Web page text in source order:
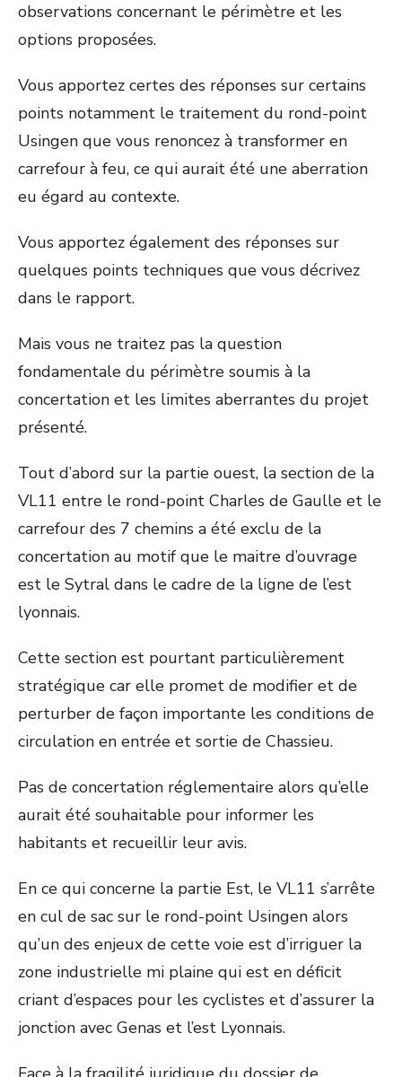
observations concernant le périmètre et les
options proposées.
Vous apportez certes des réponses sur certains
points notamment le traitement du rond-point
Usingen que vous renoncez à transformer en
carrefour à feu, ce qui aurait été une aberration
eu égard au contexte.
Vous apportez également des réponses sur
quelques points techniques que vous décrivez
dans le rapport.
Mais vous ne traitez pas la question
fondamentale du périmètre soumis à la
concertation et les limites aberrantes du projet
présenté.
Tout d’abord sur la partie ouest, la section de la
VL11 entre le rond-point Charles de Gaulle et le
carrefour des 7 chemins a été exclu de la
concertation au motif que le maitre d’ouvrage
est le Sytral dans le cadre de la ligne de l’est
lyonnais.
Cette section est pourtant particulièrement
stratégique car elle promet de modifier et de
perturber de façon importante les conditions de
circulation en entrée et sortie de Chassieu.
Pas de concertation réglementaire alors qu’elle
aurait été souhaitable pour informer les
habitants et recueillir leur avis.
En ce qui concerne la partie Est, le VL11 s’arrête
en cul de sac sur le rond-point Usingen alors
qu’un des enjeux de cette voie est d’irriguer la
zone industrielle mi plaine qui est en déficit
criant d’espaces pour les cyclistes et d’assurer la
jonction avec Genas et l’est Lyonnais.